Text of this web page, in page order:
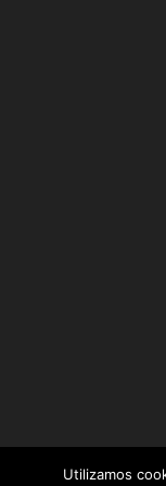
Utilizamos